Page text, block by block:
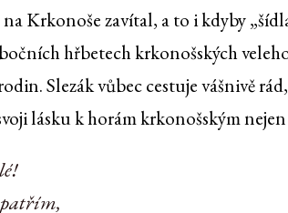
Krkonoše zavítal, a to i kdyby
hřbetech krkonošských
Slezák vůbec cestuje vášnivě
lásku k horám krkonošským